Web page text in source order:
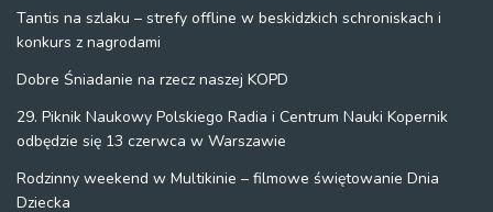
Tantis na szlaku – strefy offline w beskidzkich schroniskach i
konkurs z nagrodami
Dobre Śniadanie na rzecz naszej KOPD
29. Piknik Naukowy Polskiego Radia i Centrum Nauki Kopernik
odbędzie się 13 czerwca w Warszawie
Rodzinny weekend w Multikinie – filmowe świętowanie Dnia
Dziecka